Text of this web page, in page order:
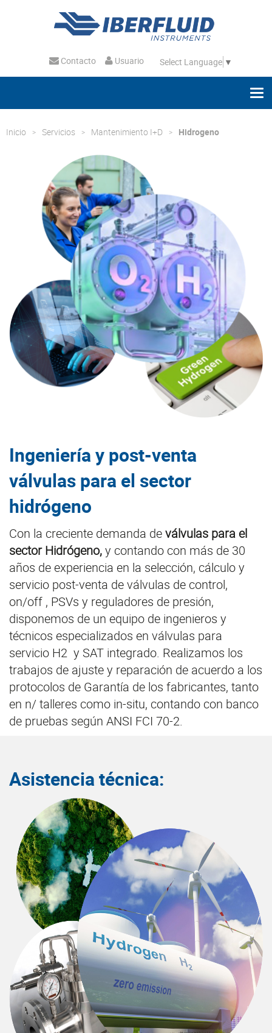
Contacto Usuario Select Language ▼
Inicio Servicios Mantenimiento I+D Hidrogeno
Ingeniería y post-venta
válvulas para el sector
hidrógeno
Con la creciente demanda deválvulas para el
sector Hidrógeno,y contando con más de 30
años de experiencia en la selección, cálculo y
servicio post-venta de válvulas de control,
on/off , PSVs y reguladores de presión,
disponemos de un equipo de ingenieros y
técnicos especializados en válvulas para
servicio H2 y SAT integrado. Realizamos los
trabajos de ajuste y reparación de acuerdo a los
protocolos de Garantía de los fabricantes, tanto
en n/ talleres como in-situ, contando con banco
de pruebas según ANSI FCI 70-2.
Asistencia técnica: